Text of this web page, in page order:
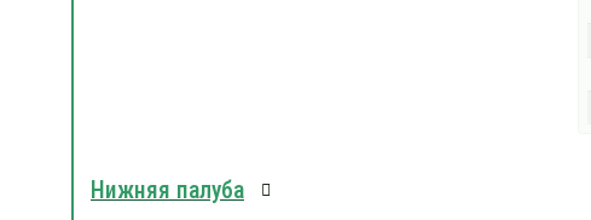
Нижняя палуба